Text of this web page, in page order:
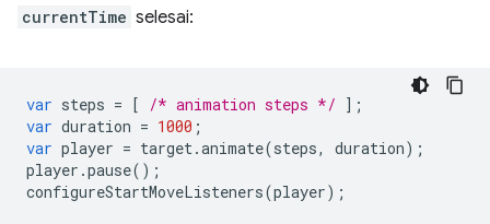
currentTime selesai:
var steps = [ /* animation steps */ ];
var duration = 1000 ;
var player = target.animate(steps, duration);
player .pause();
configureStartMoveListeners(player);